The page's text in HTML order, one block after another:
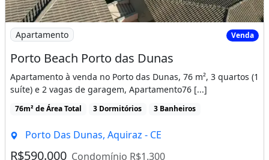
Imagem: Porto Beach Porto das Dunas
Apartamento Venda
Porto Beach Porto das Dunas
Apartamento à venda no Porto das Dunas, 76 m², 3 quartos (1
suíte) e 2 vagas de garagem, Apartamento76 [...]
76m² de Área Total 3 Dormitórios 3 Banheiros
Porto Das Dunas, Aquiraz - CE
R$590.000 Condomínio R$1.300